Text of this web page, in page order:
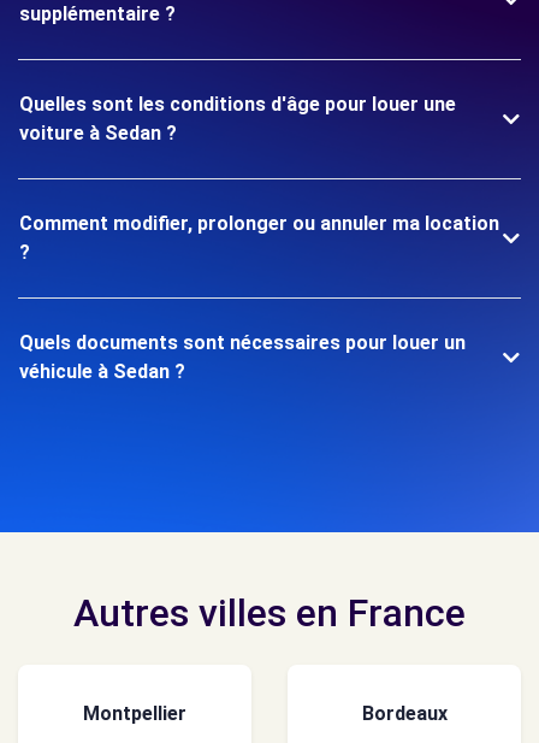
supplémentaire ?
Quelles sont les conditions d'âge pour louer une
voiture à Sedan ?
Comment modifier, prolonger ou annuler ma location
?
Quels documents sont nécessaires pour louer un
véhicule à Sedan ?
Autres villes en France
Montpellier Bordeaux